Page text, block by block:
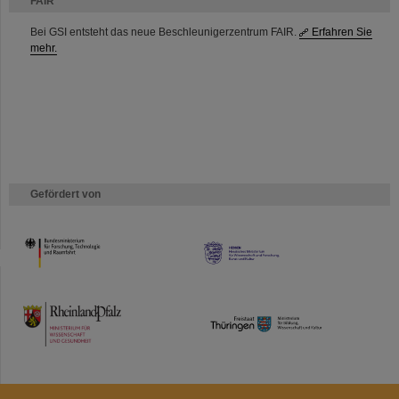
Bei GSI entsteht das neue Beschleunigerzentrum FAIR.
Erfahren Sie
mehr.
Gefördert von
HMWK
TMWWDG